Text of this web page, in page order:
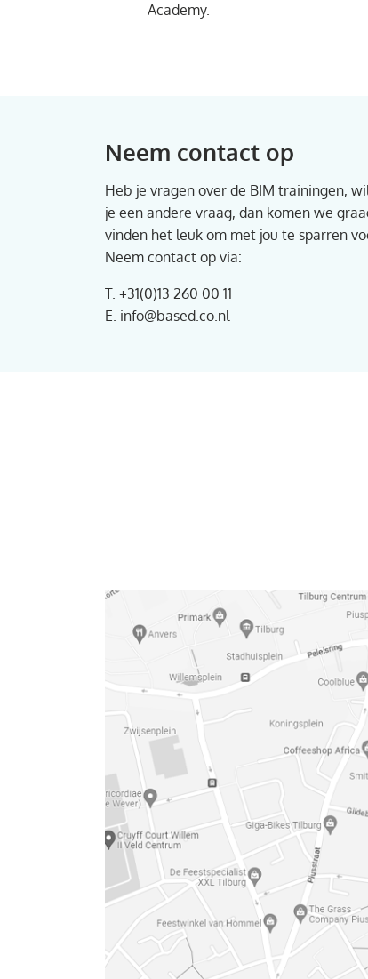
Academy.
Neem contact op
Heb je vragen over de BIM trainingen,
je een andere vraag, dan komen we
vinden het leuk om met jou te sparren
Neem contact op via:
T. +31(0)13 260 00 11
E. info@based.co.nl